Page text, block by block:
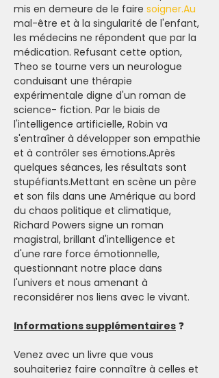
mis en demeure de le faire soigner.Au
mal-être et à la singularité de l'enfant,
les médecins ne répondent que par la
médication. Refusant cette option,
Theo se tourne vers un neurologue
conduisant une thérapie
expérimentale digne d'un roman de
science- fiction. Par le biais de
l'intelligence artificielle, Robin va
s'entraîner à développer son empathie
et à contrôler ses émotions.Après
quelques séances, les résultats sont
stupéfiants.Mettant en scène un père
et son fils dans une Amérique au bord
du chaos politique et climatique,
Richard Powers signe un roman
magistral, brillant d'intelligence et
d'une rare force émotionnelle,
questionnant notre place dans
l'univers et nous amenant à
reconsidérer nos liens avec le vivant.
Informations supplémentaires ❓
Venez avec un livre que vous
souhaiteriez faire connaître à celles et